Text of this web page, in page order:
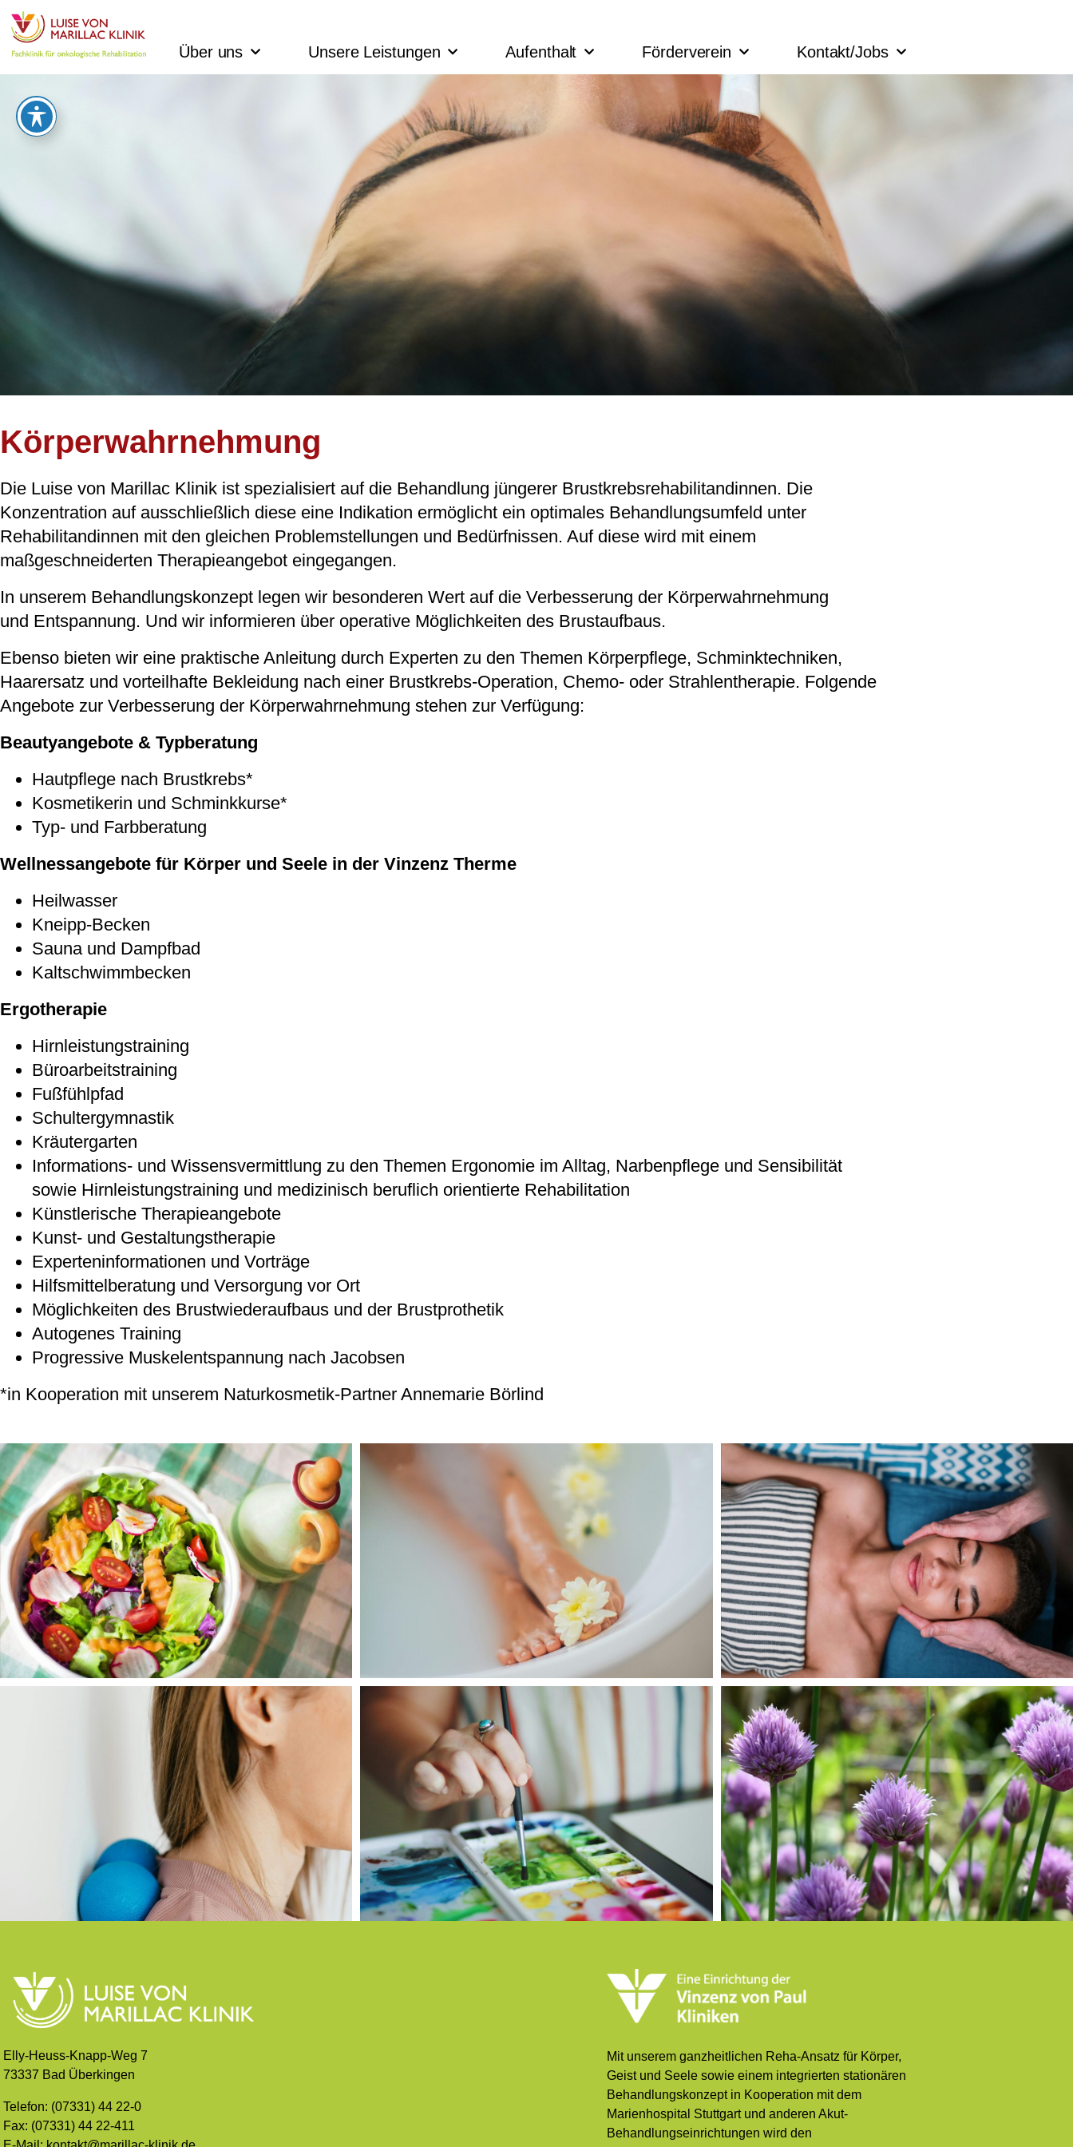
Über uns Unsere Leistungen Aufenthalt Förderverein Kontakt/Jobs
Körperwahrnehmung​
Die Luise von Marillac Klinik ist spezialisiert auf die Behandlung jüngerer Brustkrebsrehabilitandinnen. Die
Konzentration auf ausschließlich diese eine Indikation ermöglicht ein optimales Behandlungsumfeld unter
Rehabilitandinnen mit den gleichen Problemstellungen und Bedürfnissen. Auf diese wird mit einem
maßgeschneiderten Therapieangebot eingegangen.
In unserem Behandlungskonzept legen wir besonderen Wert auf die Verbesserung der Körperwahrnehmung
und Entspannung. Und wir informieren über operative Möglichkeiten des Brustaufbaus.
Ebenso bieten wir eine praktische Anleitung durch Experten zu den Themen Körperpflege, Schminktechniken,
Haarersatz und vorteilhafte Bekleidung nach einer Brustkrebs-Operation, Chemo- oder Strahlentherapie. Folgende
Angebote zur Verbesserung der Körperwahrnehmung stehen zur Verfügung:
Beautyangebote & Typberatung
Hautpflege nach Brustkrebs*
Kosmetikerin und Schminkkurse*
Typ- und Farbberatung
Wellnessangebote für Körper und Seele in der Vinzenz Therme
Heilwasser
Kneipp-Becken
Sauna und Dampfbad
Kaltschwimmbecken
Ergotherapie
Hirnleistungstraining
Büroarbeitstraining
Fußfühlpfad
Schultergymnastik
Kräutergarten
Informations- und Wissensvermittlung zu den Themen Ergonomie im Alltag, Narbenpflege und Sensibilität
sowie Hirnleistungstraining und medizinisch beruflich orientierte Rehabilitation
Künstlerische Therapieangebote
Kunst- und Gestaltungstherapie
Experteninformationen und Vorträge
Hilfsmittelberatung und Versorgung vor Ort
Möglichkeiten des Brustwiederaufbaus und der Brustprothetik
Autogenes Training
Progressive Muskelentspannung nach Jacobsen
*in Kooperation mit unserem Naturkosmetik-Partner Annemarie Börlind
Elly-Heuss-Knapp-Weg 7
73337 Bad Überkingen
Telefon: (07331) 44 22-0
Fax: (07331) 44 22-411
Mit unserem ganzheitlichen Reha-Ansatz für Körper,
Geist und Seele sowie einem integrierten stationären
Behandlungskonzept in Kooperation mit dem
Marienhospital Stuttgart und anderen Akut-
Behandlungseinrichtungen wird den